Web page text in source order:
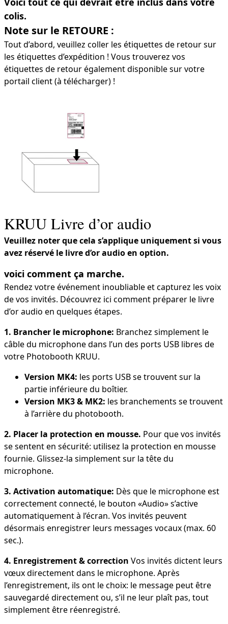
colis.
Note sur le RETOURE :
Tout d’abord, veuillez coller les étiquettes de retour sur
les étiquettes d’expédition ! Vous trouverez vos
étiquettes de retour également disponible sur votre
portail client (à télécharger) !
KRUU Livre d’or audio
Veuillez noter que cela s’applique uniquement si vous
avez réservé le livre d’or audio en option.
voici comment ça marche.
Rendez votre événement inoubliable et capturez les voix
de vos invités. Découvrez ici comment préparer le livre
d’or audio en quelques étapes.
1. Brancher le microphone: Branchez simplement le
câble du microphone dans l’un des ports USB libres de
votre Photobooth KRUU.
Version MK4: les ports USB se trouvent sur la
partie inférieure du boîtier.
Version MK3 & MK2: les branchements se trouvent
à l’arrière du photobooth.
2. Placer la protection en mousse. Pour que vos invités
se sentent en sécurité: utilisez la protection en mousse
fournie. Glissez-la simplement sur la tête du
microphone.
3. Activation automatique: Dès que le microphone est
correctement connecté, le bouton «Audio» s’active
automatiquement à l’écran. Vos invités peuvent
désormais enregistrer leurs messages vocaux (max. 60
sec.).
4. Enregistrement & correction Vos invités dictent leurs
vœux directement dans le microphone. Après
l’enregistrement, ils ont le choix: le message peut être
sauvegardé directement ou, s’il ne leur plaît pas, tout
simplement être réenregistré.